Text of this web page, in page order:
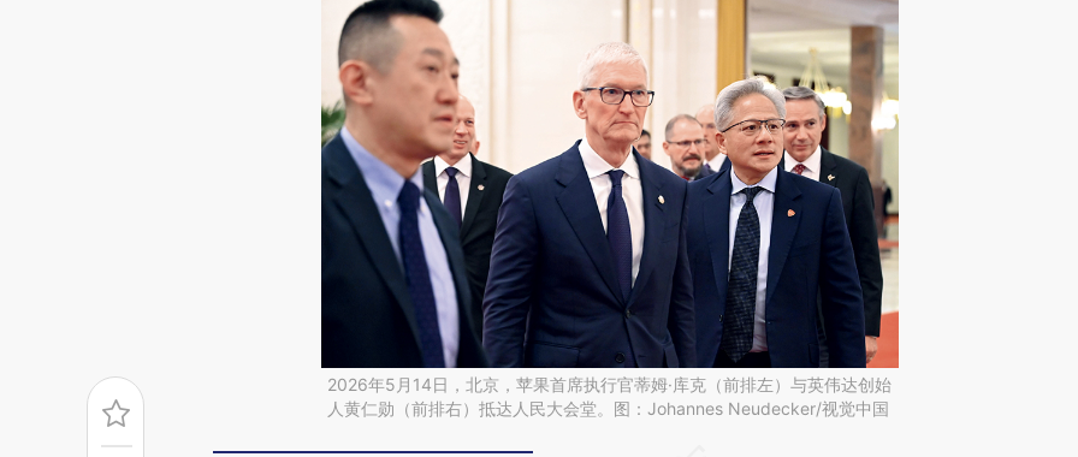
2026年5月14日，北京，苹果首席执行官蒂姆·库克（前排左）与英伟达创始
人黄仁勋（前排右）抵达人民大会堂。图：Johannes Neudecker/视觉中国